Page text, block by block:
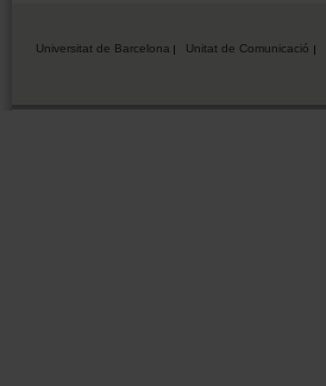
Universitat de Barcelona Unitat de Comunicació